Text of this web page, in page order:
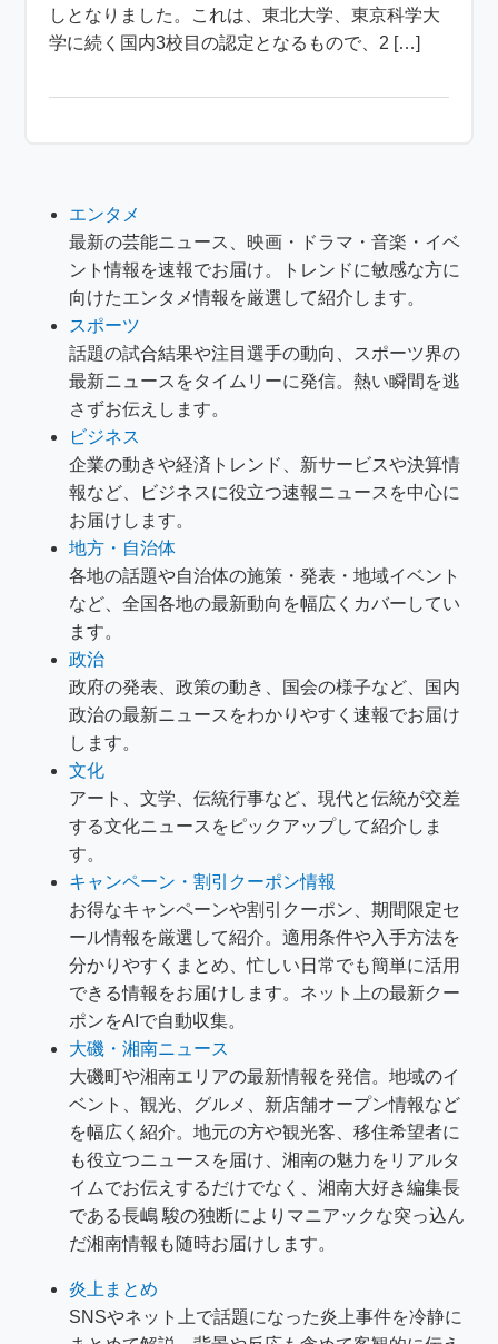
しとなりました。これは、東北大学、東京科学大
学に続く国内3校目の認定となるもので、2 […]
エンタメ
最新の芸能ニュース、映画・ドラマ・音楽・イベ
ント情報を速報でお届け。トレンドに敏感な方に
向けたエンタメ情報を厳選して紹介します。
スポーツ
話題の試合結果や注目選手の動向、スポーツ界の
最新ニュースをタイムリーに発信。熱い瞬間を逃
さずお伝えします。
ビジネス
企業の動きや経済トレンド、新サービスや決算情
報など、ビジネスに役立つ速報ニュースを中心に
お届けします。
地方・自治体
各地の話題や自治体の施策・発表・地域イベント
など、全国各地の最新動向を幅広くカバーしてい
ます。
政治
政府の発表、政策の動き、国会の様子など、国内
政治の最新ニュースをわかりやすく速報でお届け
します。
文化
アート、文学、伝統行事など、現代と伝統が交差
する文化ニュースをピックアップして紹介しま
す。
キャンペーン・割引クーポン情報
お得なキャンペーンや割引クーポン、期間限定セ
ール情報を厳選して紹介。適用条件や入手方法を
分かりやすくまとめ、忙しい日常でも簡単に活用
できる情報をお届けします。ネット上の最新クー
ポンをAIで自動収集。
大磯・湘南ニュース
大磯町や湘南エリアの最新情報を発信。地域のイ
ベント、観光、グルメ、新店舗オープン情報など
を幅広く紹介。地元の方や観光客、移住希望者に
も役立つニュースを届け、湘南の魅力をリアルタ
イムでお伝えするだけでなく、湘南大好き編集長
である長嶋 駿の独断によりマニアックな突っ込ん
だ湘南情報も随時お届けします。
炎上まとめ
SNSやネット上で話題になった炎上事件を冷静に